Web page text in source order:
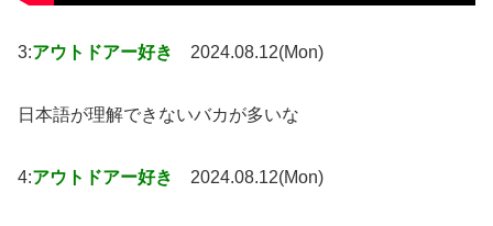
3:アウトドアー好き 2024.08.12(Mon)
日本語が理解できないバカが多いな
4:アウトドアー好き 2024.08.12(Mon)